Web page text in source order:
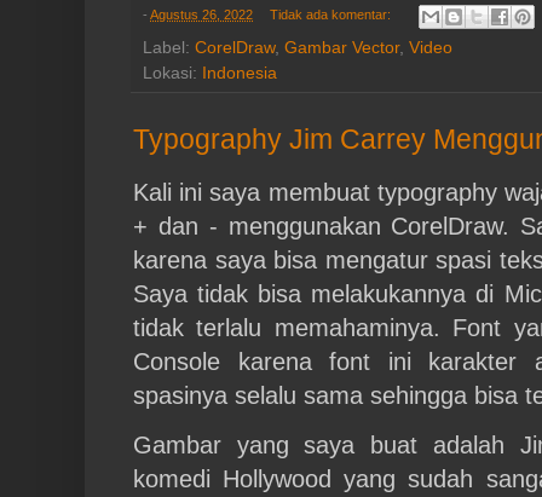
- Agustus 26, 2022 Tidak ada komentar:
Label: CorelDraw, Gambar Vector, Video
Lokasi: Indonesia
Typography Jim Carrey
Kali ini saya membuat typography
+ dan - menggunakan CorelDraw.
karena saya bisa mengatur spasi
Saya tidak bisa melakukannya di
tidak terlalu memahaminya. Font
Console karena font ini karakter
spasinya selalu sama sehingga bisa
Gambar yang saya buat adalah
komedi Hollywood yang sudah